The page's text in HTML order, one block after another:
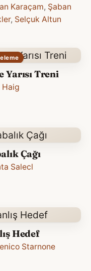
Karaçam, Şaban
, Selçuk Altun
Yarısı Treni
Çağı
Salecl
Hedef
Starnone